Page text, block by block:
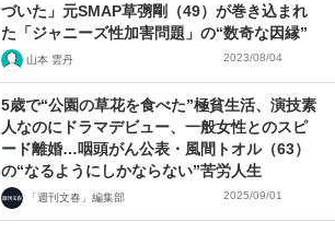
づいた」元SMAP草彅剛（49）が巻き込まれ
た「ジャニーズ性加害問題」の“数奇な因縁”
山本 雲丹 2023/08/04
5歳で“公園の草花を食べた”極貧生活、演技素
人なのにドラマデビュー、一般女性とのスピ
ード離婚…咽頭がん公表・風間トオル（63）
の“なるようにしかならない”苦労人生
「週刊文春」編集部 2025/09/01